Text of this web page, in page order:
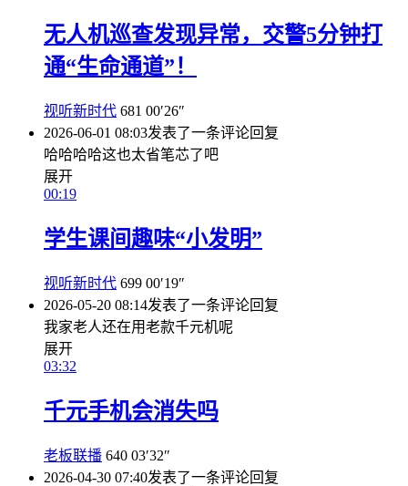
无人机巡查发现异常，交警5分钟打
通“生命通道”！
视听新时代 681 00′26″
2026-06-01 08:03发表了一条评论回复
哈哈哈哈这也太省笔芯了吧
展开
00:19
学生课间趣味“小发明”
视听新时代 699 00′19″
2026-05-20 08:14发表了一条评论回复
我家老人还在用老款千元机呢
展开
03:32
千元手机会消失吗
老板联播 640 03′32″
2026-04-30 07:40发表了一条评论回复